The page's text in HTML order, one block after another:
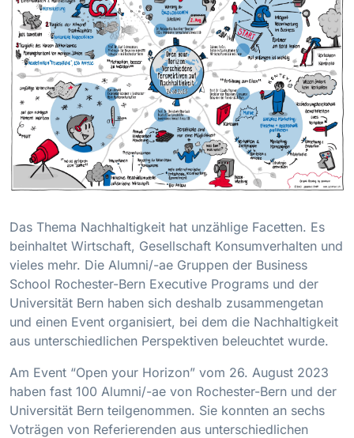
Das Thema Nachhaltigkeit hat unzählige Facetten. Es
beinhaltet Wirtschaft, Gesellschaft Konsumverhalten und
vieles mehr. Die Alumni/-ae Gruppen der Business
School Rochester-Bern Executive Programs und der
Universität Bern haben sich deshalb zusammengetan
und einen Event organisiert, bei dem die Nachhaltigkeit
aus unterschiedlichen Perspektiven beleuchtet wurde.
Am Event “Open your Horizon” vom 26. August 2023
haben fast 100 Alumni/-ae von Rochester-Bern und der
Universität Bern teilgenommen. Sie konnten an sechs
Voträgen von Referierenden aus unterschiedlichen